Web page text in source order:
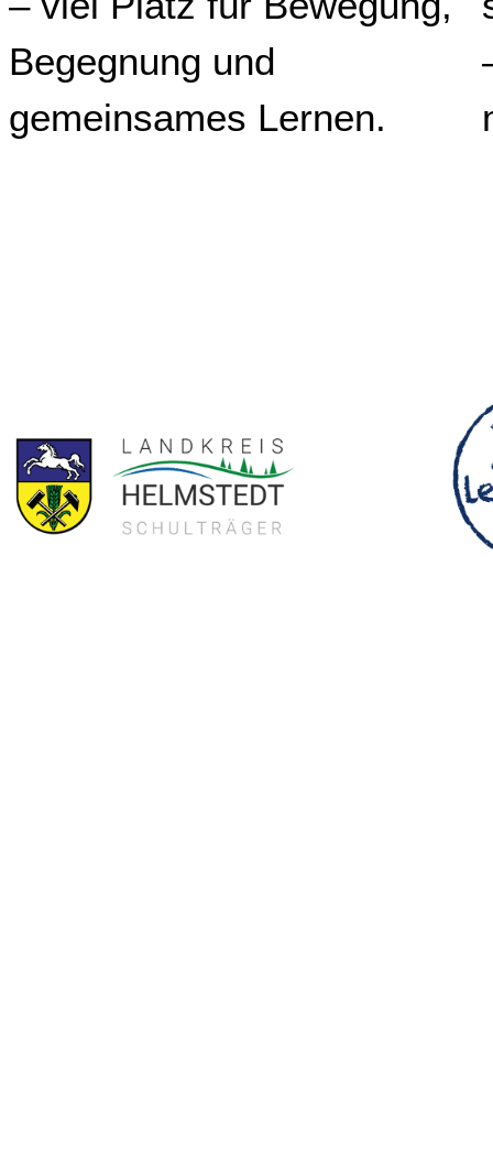
Begegnung und
gemeinsames Lernen.